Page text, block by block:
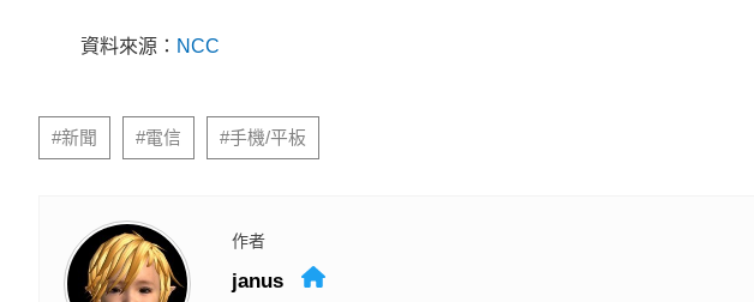
資料來源： NCC
#新聞 #電信 #手機/平板
作者
janus